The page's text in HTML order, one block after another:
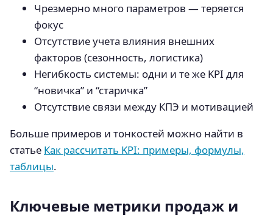
Чрезмерно много параметров — теряется
фокус
Отсутствие учета влияния внешних
факторов (сезонность, логистика)
Негибкость системы: одни и те же KPI для
“новичка” и “старичка”
Отсутствие связи между КПЭ и мотивацией
Больше примеров и тонкостей можно найти в
статье Как рассчитать KPI: примеры, формулы,
таблицы.
Ключевые метрики продаж и